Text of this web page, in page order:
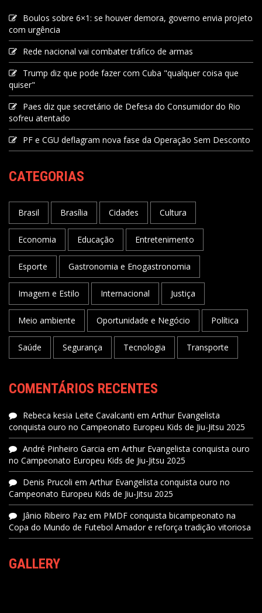
Boulos sobre 6×1: se houver demora, governo envia projeto
com urgência
Rede nacional vai combater tráfico de armas
Trump diz que pode fazer com Cuba "qualquer coisa que
quiser"
Paes diz que secretário de Defesa do Consumidor do Rio
sofreu atentado
PF e CGU deflagram nova fase da Operação Sem Desconto
CATEGORIAS
Brasil Brasília Cidades Cultura
Economia Educação Entretenimento
Esporte Gastronomia e Enogastronomia
Imagem e Estilo Internacional Justiça
Meio ambiente Oportunidade e Negócio Política
Saúde Segurança Tecnologia Transporte
COMENTÁRIOS RECENTES
Rebeca kesia Leite Cavalcanti em Arthur Evangelista
conquista ouro no Campeonato Europeu Kids de Jiu-Jitsu 2025
André Pinheiro Garcia em Arthur Evangelista conquista ouro
no Campeonato Europeu Kids de Jiu-Jitsu 2025
Denis Prucoli em Arthur Evangelista conquista ouro no
Campeonato Europeu Kids de Jiu-Jitsu 2025
Jânio Ribeiro Paz em PMDF conquista bicampeonato na
Copa do Mundo de Futebol Amador e reforça tradição vitoriosa
GALLERY